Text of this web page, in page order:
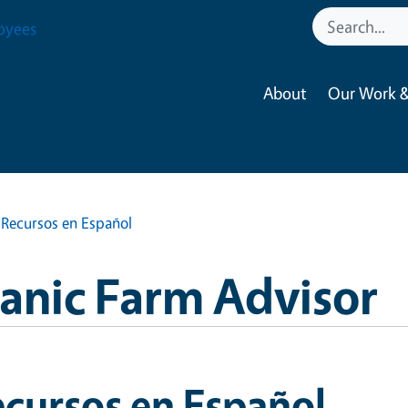
About Our Work
Recursos en Español
Farm Advisor